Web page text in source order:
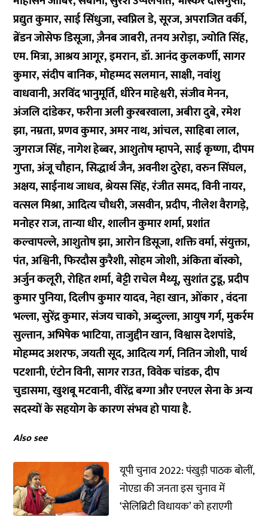
प्रद्युत कुमार, साई सिंधुजा, स्वप्निल डे, सूरज, अपराजित वर्की,
ब्रेंडन जोसेफ डिसूजा, ज़ैनब जाबरी, तनय अरोड़ा, ज्योति सिंह,
एम. मित्रा, आश्रय आगूर, इमरान, डॉ. आनंद कुलकर्णी, सागर
कुमार, संदीप बानिक, मोहम्मद सलमान, साक्षी, नवांशु
वाधवानी, अरविंद भानुमूर्ति, धीरेन माहेश्वरी, संजीव मेनन,
अंजलि दांडेकर, फरीना अली कुरबरवाला, अबीरा दुबे, रमेश
झा, नम्रता, प्रणव कुमार, अमर नाथ, आंचल, साहिबा लाल,
जुगराज सिंह, नागेश हेब्बर, आशुतोष म्हापने, साई कृष्णा, दीपम
गुप्ता, अंजू चौहान, सिद्धार्थ जैन, अवनीश दुरेहा, वरुन सिंघल,
अक्षय, साईनाथ जाधव, श्रेयस सिंह, रंजीत समद, विनी नायर,
वत्सल मिश्रा, आदित्य चौधरी, जसवीन, प्रदीप, नीलेश वैरागड़े,
मनोहर राज, तान्या धीर, शालीन कुमार शर्मा, प्रशांत
कल्वापल्ले, आशुतोष झा, आरोन डिसूजा, शक्ति वर्मा, संयुक्ता,
पंत, अश्विनी, फिरदौस कुरैशी, सोहम जोशी, अंकिता बॉस्को,
अर्जुन कलूरी, रोहित शर्मा, बेट्टी राचेल मैथ्यू, सुशांत टुडू, प्रदीप
कुमार पुनिया, दिलीप कुमार यादव, नेहा खान, ओंकार , वंदना
भल्ला, सुरेंद्र कुमार, संजय चाको, अब्दुल्ला, आयुष गर्ग, मुकर्रम
सुल्तान, अभिषेक भाटिया, ताजुद्दीन खान, विश्वास देशपांडे,
मोहम्मद अशरफ, जयती सूद, आदित्य गर्ग, नितिन जोशी, पार्थ
पटशानी, एंटोन विनी, सागर राउत, विवेक चांडक, दीप
चुडासमा, खुशबू मटवानी, वीरेंद्र बग्गा और एनएल सेना के अन्य
सदस्यों के सहयोग के कारण संभव हो पाया है.
Also see
यूपी चुनाव 2022: पंखुड़ी पाठक बोलीं,
नोएडा की जनता इस चुनाव में
‘सेलिब्रिटी विधायक’ को हराएगी